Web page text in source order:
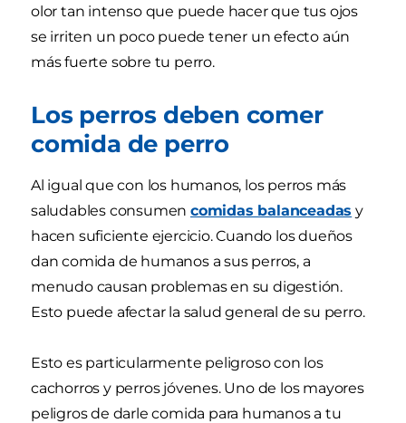
olor tan intenso que puede hacer que tus ojos
se irriten un poco puede tener un efecto aún
más fuerte sobre tu perro.
Los perros deben comer
comida de perro
Al igual que con los humanos, los perros más
saludables consumencomidas balanceadas y
hacen suficiente ejercicio. Cuando los dueños
dan comida de humanos a sus perros, a
menudo causan problemas en su digestión.
Esto puede afectar la salud general de su perro.
Esto es particularmente peligroso con los
cachorros y perros jóvenes. Uno de los mayores
peligros de darle comida para humanos a tu